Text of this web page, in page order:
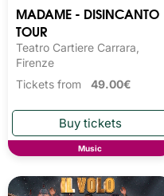
MADAME - DISINCANTO
TOUR
Teatro Cartiere Carrara,
Firenze
Tickets from 49.00€
Music